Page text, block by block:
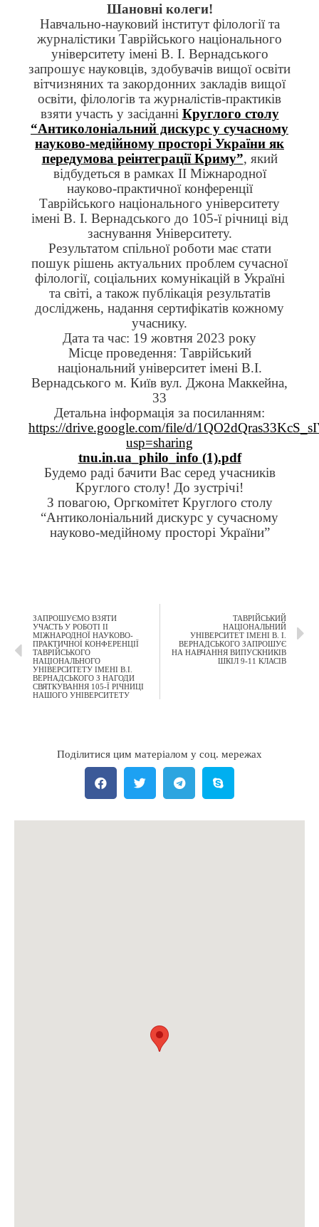
Шановні колеги!
Навчально-науковий інститут філології та
журналістики Таврійського національного
університету імені В. І. Вернадського
запрошує науковців, здобувачів вищої освіти
вітчизняних та закордонних закладів вищої
освіти, філологів та журналістів-практиків
взяти участь у засіданні Круглого столу
“Антиколоніальний дискурс у сучасному
науково-медійному просторі України як
передумова реінтеграції Криму”, який
відбудеться в рамках ІІ Міжнародної
науково-практичної конференції
Таврійського національного університету
імені В. І. Вернадського до 105-ї річниці від
заснування Університету.
Результатом спільної роботи має стати
пошук рішень актуальних проблем сучасної
філології, соціальних комунікацій в Україні
та світі, а також публікація результатів
досліджень, надання сертифікатів кожному
учаснику.
Дата та час: 19 жовтня 2023 року
Місце проведення: Таврійський
національний університет імені В.І.
Вернадського м. Київ вул. Джона Маккейна,
33
Детальна інформація за посиланням:
https://drive.google.com/file/d/
usp=sharing
tnu.in.ua_philo_info (1).pdf
Будемо раді бачити Вас серед учасників
Круглого столу! До зустрічі!
З повагою, Оргкомітет Круглого столу
“Антиколоніальний дискурс у сучасному
науково-медійному просторі України”
ЗАПРОШУЄМО ВЗЯТИ
УЧАСТЬ У РОБОТІ ІІ
МІЖНАРОДНОЇ НАУКОВО-
ПРАКТИЧНОЇ КОНФЕРЕНЦІЇ
ТАВРІЙСЬКОГО
НАЦІОНАЛЬНОГО
УНІВЕРСИТЕТУ ІМЕНІ В.І.
ВЕРНАДСЬКОГО З НАГОДИ
СВЯТКУВАННЯ 105-Ї РІЧНИЦІ
НАШОГО УНІВЕРСИТЕТУ
ТАВРІЙСЬКИЙ
НАЦІОНАЛЬНИЙ
УНІВЕРСИТЕТ ІМЕНІ В. І.
ВЕРНАДСЬКОГО ЗАПРОШУЄ
НА НАВЧАННЯ ВИПУСКНИКІВ
ШКІЛ 9-11 КЛАСІВ
Поділитися цим матеріалом у соц. мережах